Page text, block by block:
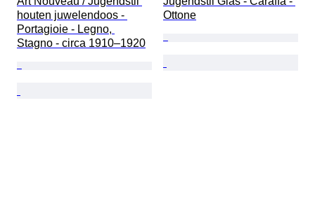
houten juwelendoos -
Portagioie - Legno,
Stagno - circa 1910–1920
Ottone